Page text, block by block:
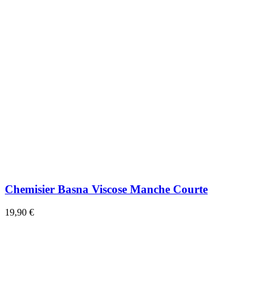
Chemisier Basna Viscose Manche Courte
19,90 €